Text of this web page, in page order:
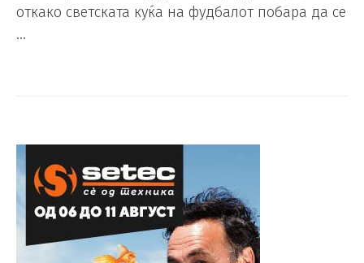
откако светската куќа на фудбалот побара да се
…